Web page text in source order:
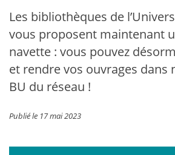
Les bibliothèques de
vous proposent maintenant
navette : vous pouvez
et rendre vos ouvrages dans
BU du réseau !
Publié le 17 mai 2023